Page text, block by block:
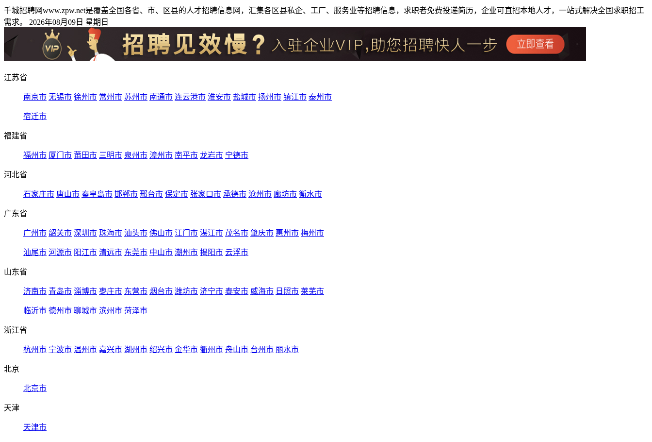
千城招聘网www.zpw.net是覆盖全国各省、市、区县的人才招聘信息网，汇集各区县私企、工厂、服务业等招聘信息，求职者免费投递简历，企业可直招本地人才，一站式解决全国求职招工
需求。 2026年08月09日 星期日
江苏省
南京市 无锡市 徐州市 常州市 苏州市 南通市 连云港市 淮安市 盐城市 扬州市 镇江市 泰州市
宿迁市
福建省
福州市 厦门市 莆田市 三明市 泉州市 漳州市 南平市 龙岩市 宁德市
河北省
石家庄市 唐山市 秦皇岛市 邯郸市 邢台市 保定市 张家口市 承德市 沧州市 廊坊市 衡水市
广东省
广州市 韶关市 深圳市 珠海市 汕头市 佛山市 江门市 湛江市 茂名市 肇庆市 惠州市 梅州市
汕尾市 河源市 阳江市 清远市 东莞市 中山市 潮州市 揭阳市 云浮市
山东省
济南市 青岛市 淄博市 枣庄市 东营市 烟台市 潍坊市 济宁市 泰安市 威海市 日照市 莱芜市
临沂市 德州市 聊城市 滨州市 菏泽市
浙江省
杭州市 宁波市 温州市 嘉兴市 湖州市 绍兴市 金华市 衢州市 舟山市 台州市 丽水市
北京
北京市
天津
天津市